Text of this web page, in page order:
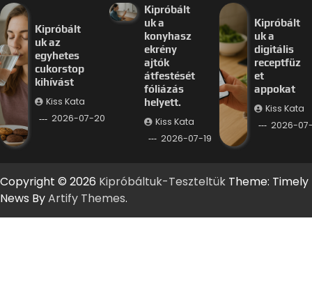
Kipróbált
uk az
egyhetes
cukorstop
kihívást
Kiss Kata
2026-07-20
Kipróbált
uk a
konyhasz
ekrény
ajtók
átfestését
fóliázás
helyett.
Kiss Kata
2026-07-19
Kipróbált
uk a
digitális
receptfüz
et
appokat
Kiss Kata
2026-
Copyright © 2026 Kipróbáltuk-Teszteltük Theme: Timely
News ByArtify Themes.